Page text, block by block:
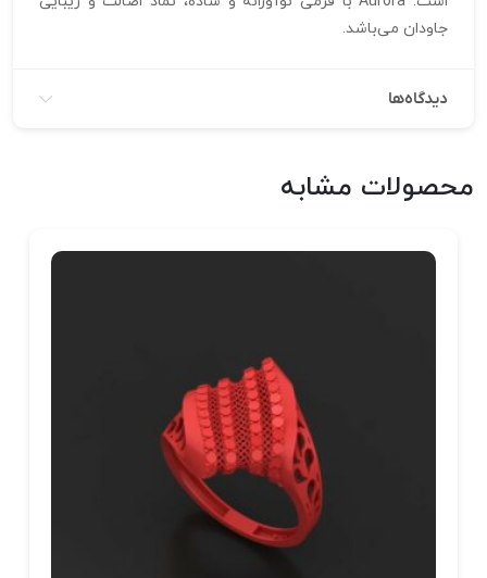
جاودان می‌باشد.
دیدگاه‌ها
محصولات مشابه